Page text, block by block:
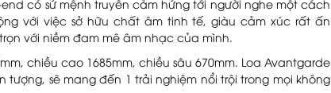
có sứ mệnh truyền cảm hứng tới người nghe một cách
với việc sở hữu chất âm tinh tế, giàu cảm xúc rất ấn
với niềm đam mê âm nhạc của mình.
chiều cao 1685mm, chiều sâu 670mm. Loa Avantgarde
tượng, sẽ mang đến 1 trải nghiệm nổi trội trong mọi không